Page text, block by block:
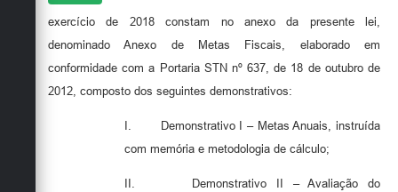
exercício de 2018 constam no anexo da presente lei,
denominado Anexo de Metas Fiscais, elaborado em
conformidade com a Portaria STN nº 637, de 18 de outubro de
2012, composto dos seguintes demonstrativos:
I.
Demonstrativo I – Metas Anuais, instruída
com memória e metodologia de cálculo;
II.
Demonstrativo II – Avaliação do